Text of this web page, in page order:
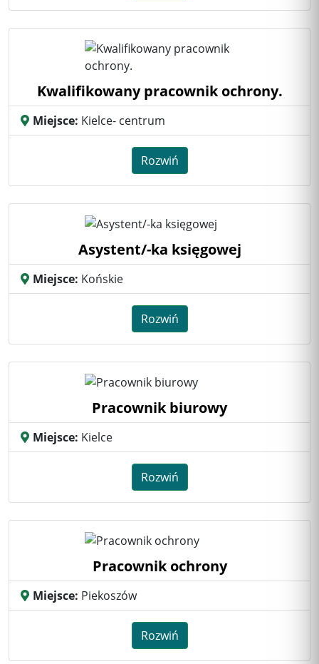
Kwalifikowany pracownik ochrony.
Miejsce: Kielce- centrum
Rozwiń
Asystent/-ka księgowej
Miejsce: Końskie
Rozwiń
Pracownik biurowy
Miejsce: Kielce
Rozwiń
Pracownik ochrony
Miejsce: Piekoszów
Rozwiń